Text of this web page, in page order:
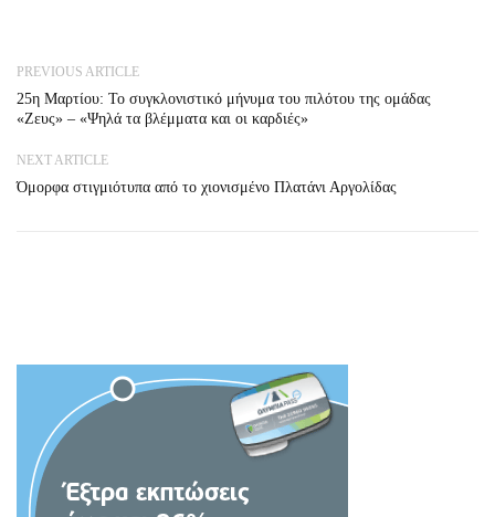
PREVIOUS ARTICLE
25η Μαρτίου: Το συγκλονιστικό μήνυμα του πιλότου της ομάδας
«Ζευς» – «Ψηλά τα βλέμματα και οι καρδιές»
NEXT ARTICLE
Όμορφα στιγμιότυπα από το χιονισμένο Πλατάνι Αργολίδας